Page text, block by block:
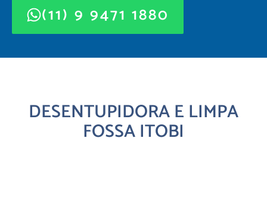
(11) 9 9471 1880
DESENTUPIDORA E LIMPA
FOSSA ITOBI